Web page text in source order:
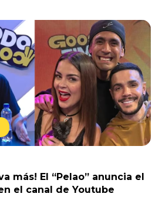
más! El “Pelao” anuncia el
el canal de Youtube